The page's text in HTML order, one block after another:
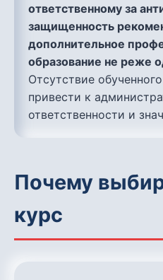
ответственному за
защищенность
дополнительное
образование не реже
Отсутствие
привести к
ответственности и
Почему
курс